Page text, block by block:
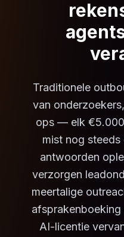
Traditionele
van
ops — elk
mist nog
antwoorden
verzorgen
meertalige
AI-licentie